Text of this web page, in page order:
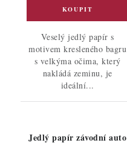
Veselý jedlý papír s
motivem kresleného bagru
s velkýma očima, který
nakládá zeminu, je
ideální...
Jedlý papír závodní auto